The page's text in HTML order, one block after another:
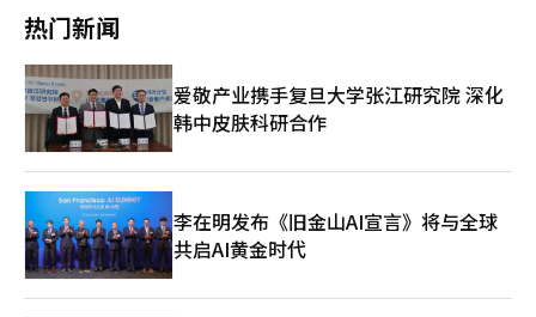
复杂。这不仅仅是地方自治体自身预算的问题，还涉及城市规划、
个方面。因此，在选举时看似简单的一句口号，实际行政操作时需
要经历多个程序。 然而，6月并不是一个毫无意义的时期。相反，
这段时间将确定承诺的优先级。交接委员会将决定哪些承诺被列为
核心任务，哪些项目将在任期初期推进，以及现有项目中哪些将被
保留或修改，从而显现出新地方政府的方向。 选民在选举后应关
注的也是这一部分。需要观察当选人的承诺是否真正反映在预算
案、组织调整和条例推进计划中。如果选举前的承诺在选举后未能
转化为行政计划，那么这些承诺将仅停留在口号上。 地方选举虽
然已经结束，但承诺的验证才刚刚开始。选举后立即开始的交接过
程，将成为新地方政府首先要做什么、推迟什么、以及实际上放弃
什么的首次考验。※ 本报道经人工智能（AI）系统翻译与编辑。
而市、郡、自治区的交接委员会则可由15人以内组成。交接委员会
自当选人确定之日起，至地方自治团体首长任期开始后的20天内有
效。 因此，6月的一个月是新地方政府正式成立前的准备期。在此
期间，当选人将检查现有行政的主要议题、预算结构、组织运作情
况以及在选举过程中提出的承诺的可行性。行政安全部也向全国地
方自治团体分发了民选第九届地方政府的顺利交接手册。 另一方
面，现任首长在任期结束前仍需承担行政责任。虽然当选人已确
定，但并不会立即行使决策权或人事权。新首长的权力将于7月1日
任期开始时正式生效。 对于居民而言，从选举次日开始并不会立
即看到政策的变化，而是开始评估新地方政府将朝哪个方向发展。
在此期间，选举时提出的口号是否会转变为实际的组织调整、预算
分配和承诺实施计划将逐渐显现。※ 本报道经人工智能（AI）系统
翻译与编辑。
热门新闻
爱敬产业携手复旦大学张江研究院 深化
韩中皮肤科研合作
李在明发布《旧金山AI宣言》将与全球
共启AI黄金时代